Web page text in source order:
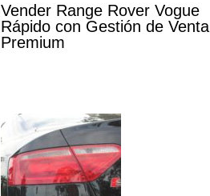
Vender Range Rover Vogue
Rápido con Gestión de Venta
Premium